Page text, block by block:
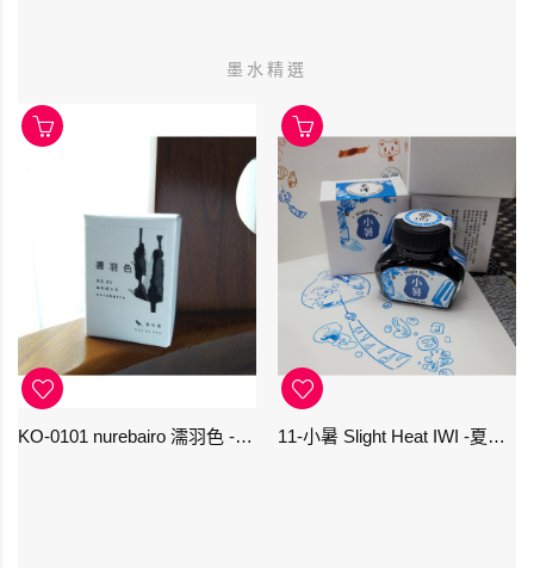
墨水精選
KO-0101 nurebairo 濡羽色 -日本名牌京の音樽裝鋼筆墨水40ml 4573356130012 11-小暑 Slight Heat IWI -夏季-24節氣色澤鋼筆墨水